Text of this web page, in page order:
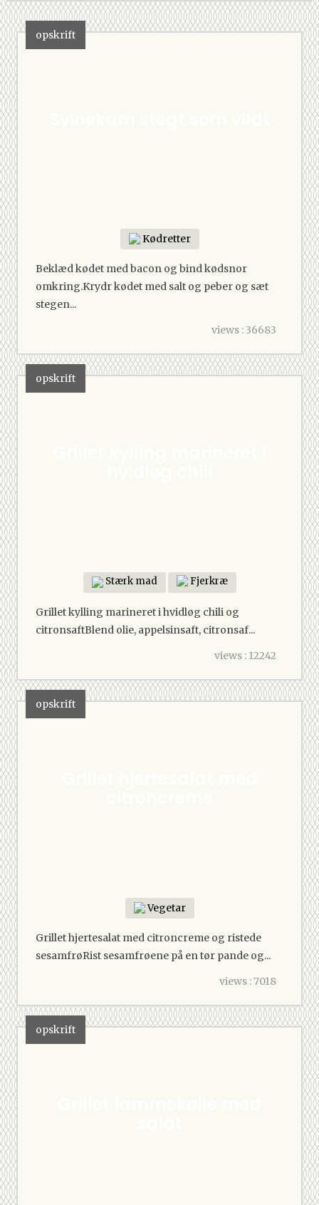
opskrift
Kødretter
Beklæd kødet med bacon og bind kødsnor
omkring.Krydr kødet med salt og peber og sæt
stegen...
views : 36683
opskrift
Stærk mad Fjerkræ
Grillet kylling marineret i hvidløg chili og
citronsaftBlend olie, appelsinsaft, citronsaf...
views : 12242
opskrift
Vegetar
Grillet hjertesalat med citroncreme og ristede
sesamfrøRist sesamfrøene på en tør pande og...
views : 7018
opskrift